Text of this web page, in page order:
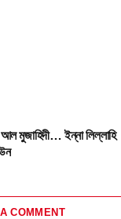
মুজাহিদী… ইন্না লিল্লাহি
COMMENT